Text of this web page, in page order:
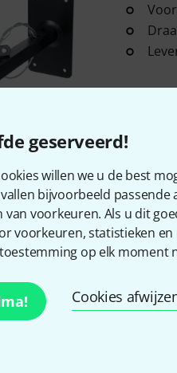
geserveerd!
willen we u de best
bijvoorbeeld
voorkeuren. Als u dit
voorkeuren, statistieken
op elk moment
Cookies
Voor
Bevalt het